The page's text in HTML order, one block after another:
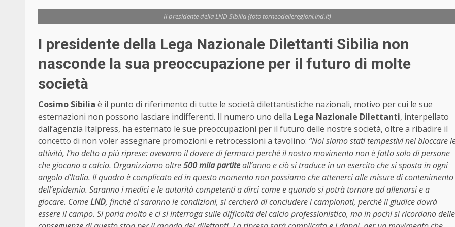
Il presidente della LND Sibilia (foto torneodelleregioni.lnd.it)
I presidente della Lega Nazionale Dilettanti Sibilia non
nasconde la sua preoccupazione per il futuro di molte
società
Cosimo Sibilia è il punto di riferimento di tutte le società dilettantistiche nazionali, motivo per cui le sue
esternazioni non possono lasciare indifferenti. Il numero uno della Lega Nazionale Dilettanti, interpellato
dall’agenzia Italpress, ha esternato le sue preoccupazioni per il futuro delle nostre società, oltre a ribadire il
concetto di non voler assegnare promozioni e retrocessioni a tavolino: “Noi siamo stati tempestivi nel bloccare
attività, l’ho detto a più riprese: avevamo il dovere di fermarci perché il nostro movimento non è fatto solo di persone
che giocano a calcio. Organizziamo oltre500 mila partiteall’anno e ciò si traduce in un esercito che si sposta in ogni
angolo d’Italia. Il quadro è complicato ed in questo momento non possiamo che attenerci alle misure di contenimento
dell’epidemia. Saranno i medici e le autorità competenti a dirci come e quando si potrà tornare ad allenarsi e a
giocare. ComeLND, finché ci saranno le condizioni, si cercherà di concludere i campionati, perché il giudice dovrà
essere il campo. Si parla molto e ci si interroga sulle difficoltà del calcio professionistico, ma in pochi si ricordano delle